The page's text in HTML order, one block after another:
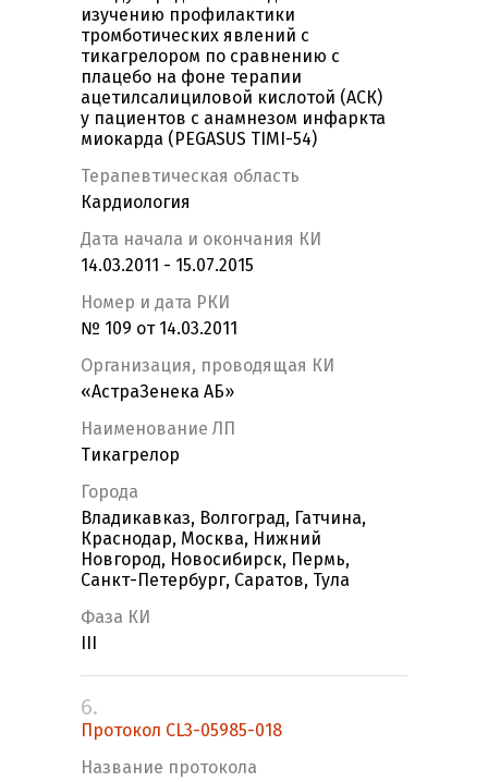
изучению профилактики
тромботических явлений с
тикагрелором по сравнению с
плацебо на фоне терапии
ацетилсалициловой кислотой (АСК)
у пациентов с анамнезом инфаркта
миокарда (PEGASUS TIMI-54)
Терапевтическая область
Кардиология
Дата начала и окончания КИ
14.03.2011 - 15.07.2015
Номер и дата РКИ
№ 109 от 14.03.2011
Организация, проводящая КИ
«АстраЗенека АБ»
Наименование ЛП
Тикагрелор
Города
Владикавказ, Волгоград, Гатчина,
Краснодар, Москва, Нижний
Новгород, Новосибирск, Пермь,
Санкт-Петербург, Саратов, Тула
Фаза КИ
6.
Протокол CL3-05985-018
Название протокола